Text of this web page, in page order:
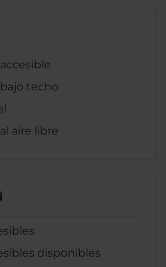
techo
aire libre
disponibles